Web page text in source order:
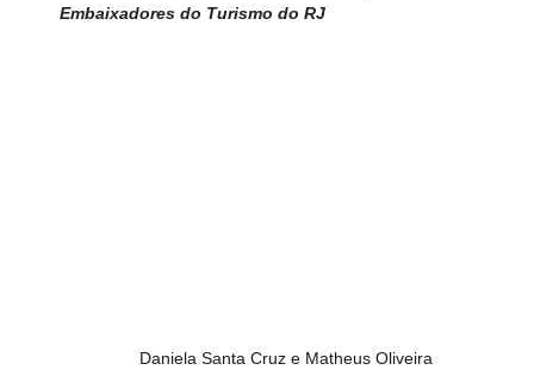
Embaixadores do Turismo do RJ
Daniela Santa Cruz e Matheus Oliveira